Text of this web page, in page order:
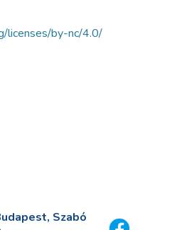
licenses/by-nc/4.0/
Szabó